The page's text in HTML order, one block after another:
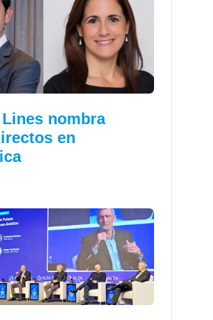
nombra
en